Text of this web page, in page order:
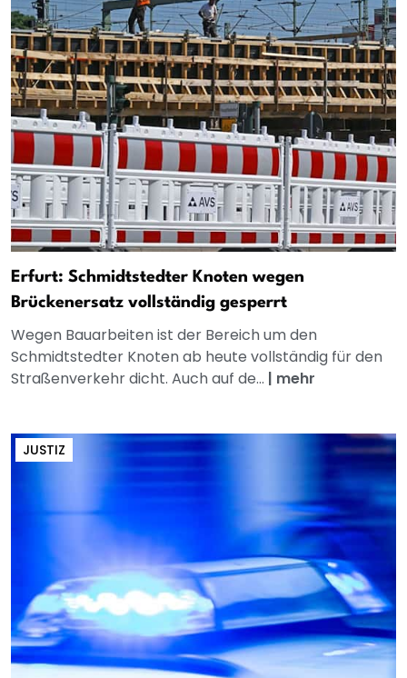
Erfurt: Schmidtstedter Knoten wegen
Brückenersatz vollständig gesperrt
Wegen Bauarbeiten ist der Bereich um den
Schmidtstedter Knoten ab heute vollständig für den
Straßenverkehr dicht. Auch auf de... | mehr
JUSTIZ